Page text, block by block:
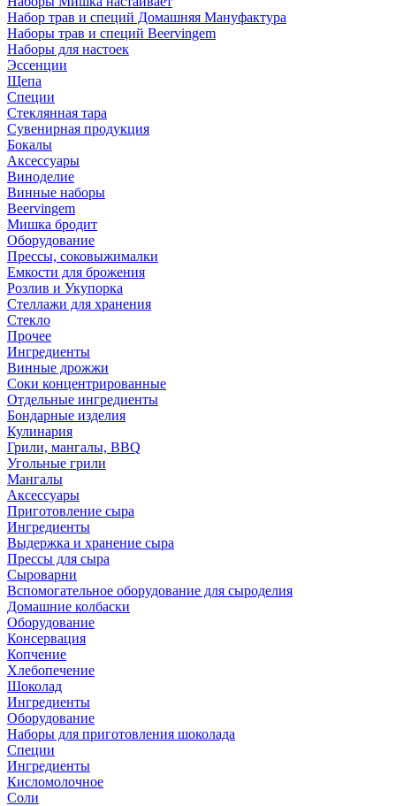
Набор трав и специй Домашняя Мануфактура
Наборы трав и специй Beervingem
Наборы для настоек
Эссенции
Щепа
Специи
Стеклянная тара
Сувенирная продукция
Бокалы
Аксессуары
Виноделие
Винные наборы
Beervingem
Мишка бродит
Оборудование
Прессы, соковыжималки
Емкости для брожения
Розлив и Укупорка
Стеллажи для хранения
Стекло
Прочее
Ингредиенты
Винные дрожжи
Соки концентрированные
Отдельные ингредиенты
Бондарные изделия
Кулинария
Грили, мангалы, BBQ
Угольные грили
Мангалы
Аксессуары
Приготовление сыра
Ингредиенты
Выдержка и хранение сыра
Прессы для сыра
Сыроварни
Вспомогательное оборудование для сыроделия
Домашние колбаски
Оборудование
Консервация
Копчение
Хлебопечение
Шоколад
Ингредиенты
Оборудование
Наборы для приготовления шоколада
Специи
Ингредиенты
Кисломолочное
Соли